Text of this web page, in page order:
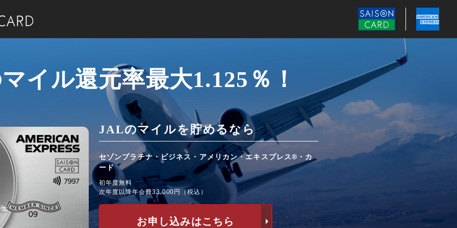
イル還元率最大1.125％！
JALのマイルを貯めるなら
セゾンプラチナ・ビジネス・ アメリカン・エキスプレス®・カ
ード
初年度無料
次年度以降年会費33,000円（税込）
お申し込みはこちら